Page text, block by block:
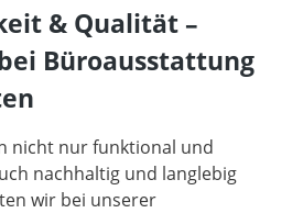
& Qualität –
Büroausstattung
nicht nur funktional und
nachhaltig und langlebig
wir bei unserer